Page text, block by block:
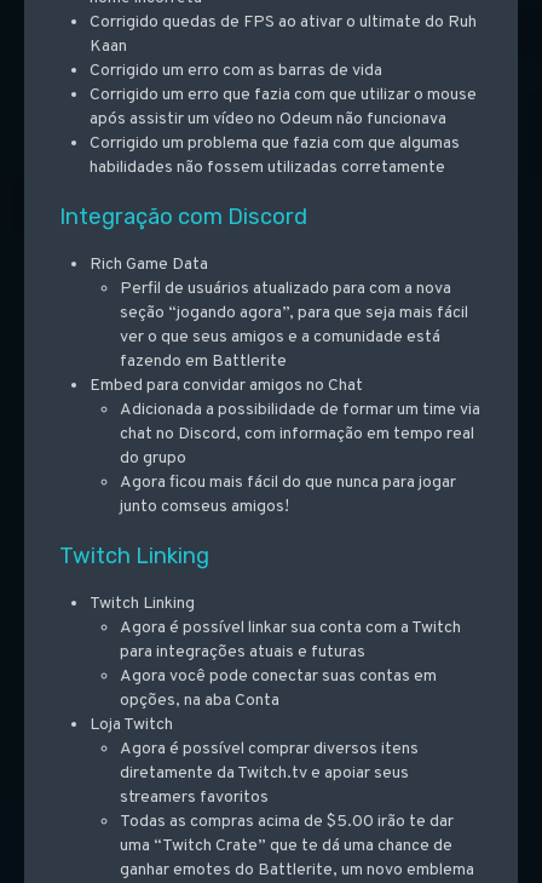
Corrigido quedas de FPS ao ativar o ultimate do Ruh
Kaan
Corrigido um erro com as barras de vida
Corrigido um erro que fazia com que utilizar o mouse
após assistir um vídeo no Odeum não funcionava
Corrigido um problema que fazia com que algumas
habilidades não fossem utilizadas corretamente
Integração com Discord
Rich Game Data
Perfil de usuários atualizado para com a nova
seção “jogando agora”, para que seja mais fácil
ver o que seus amigos e a comunidade está
fazendo em Battlerite
Embed para convidar amigos no Chat
Adicionada a possibilidade de formar um time via
chat no Discord, com informação em tempo real
do grupo
Agora ficou mais fácil do que nunca para jogar
junto comseus amigos!
Twitch Linking
Twitch Linking
Agora é possível linkar sua conta com a Twitch
para integrações atuais e futuras
Agora você pode conectar suas contas em
opções, na aba Conta
Loja Twitch
Agora é possível comprar diversos itens
diretamente da Twitch.tv e apoiar seus
streamers favoritos
Todas as compras acima de $5.00 irão te dar
uma “Twitch Crate” que te dá uma chance de
ganhar emotes do Battlerite, um novo emblema